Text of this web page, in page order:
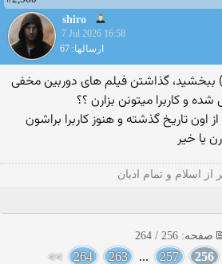
shiro
7 Jul 2026 16:58
ارسالها: 67
خانم ناظم (Streetwalker) ببخشید، گذاشتن فیلم های دوربین مخفی
و کاربرا میتونن بزارن ؟؟
تاریخ گذشته و هنوز کاربرا براشون
یا خیر
از اسلام و تمام ادیان
صفحه: 256 / 264
256
257
...
263
264
>>